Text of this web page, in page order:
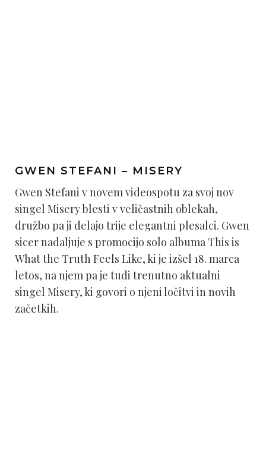
GWEN STEFANI – MISERY
Gwen Stefani v novem videospotu za svoj nov
singel Misery blesti v veličastnih oblekah,
družbo pa ji delajo trije elegantni plesalci. Gwen
sicer nadaljuje s promocijo solo albuma This is
What the Truth Feels Like, ki je izšel 18. marca
letos, na njem pa je tudi trenutno aktualni
singel Misery, ki govori o njeni ločitvi in novih
začetkih.